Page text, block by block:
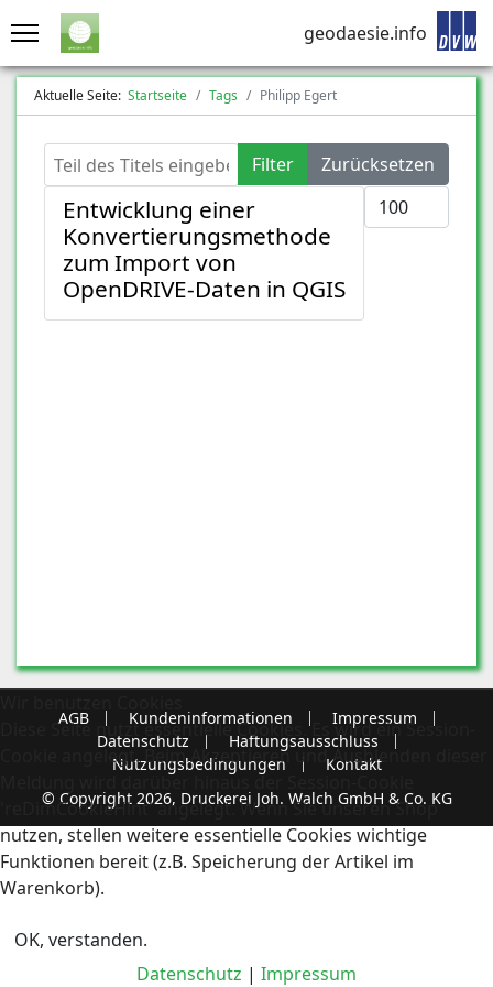
geodaesie.info
Aktuelle Seite: Startseite Tags Philipp Egert
Teil des Titels eingeben Filter
Zurücksetzen
Anzeige #
Entwicklung einer
Konvertierungsmethode
zum Import von
OpenDRIVE-Daten in QGIS
AGB Kundeninformationen
Impressum
Datenschutz
Haftungsausschluss
Nutzungsbedingungen
Kontakt
© Copyright 2026, Druckerei Joh. Walch GmbH & Co. KG
Diese Seite nutzt essentielle Cookies. Es wird ein Session-
Cookie angelegt. Beim Akzeptieren und Ausblenden dieser
Meldung wird darüber hinaus der Session-Cookie
'reDimCookieHint' angelegt. Wenn Sie unseren Shop
nutzen, stellen weitere essentielle Cookies wichtige
Funktionen bereit (z.B. Speicherung der Artikel im
Warenkorb).
OK, verstanden.
Datenschutz | Impressum